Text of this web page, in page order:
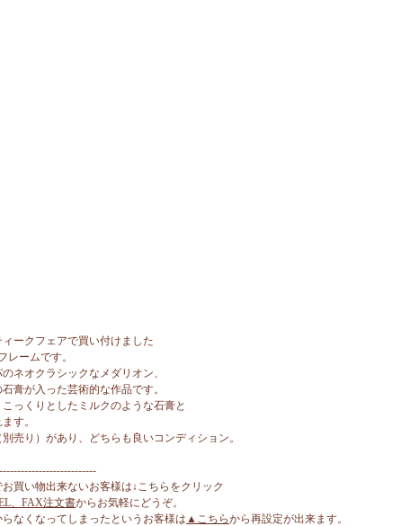
ークフェアで買い付けました
レームです。
ネオクラシックなメダリオン、
膏が入った芸術的な作品です。
っくりとしたミルクのような石膏と
す。
売り）があり、どちらも良いコンディション。
買い物出来ないお客様は↓こちらをクリック
、FAX注文書からお気軽にどうぞ。
なくなってしまったというお客様は ▲こちらから再設定が出来ます。